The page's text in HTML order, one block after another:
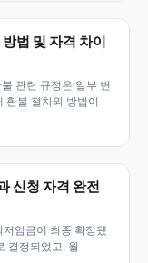
법 및 자격 차이
관련 규정은 일부 변
환불 절차와 방법이
신청 자격 완전
임금이 최종 확정됐
결정되었고, 월